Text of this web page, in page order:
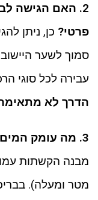
2. האם הגישה
פרטי? כן, ניתן
סמוך לשער
עבירה לכל סוגי
הדרך לא
3. מה עומק המים בבית הקשתות?
מטר ומעלה).